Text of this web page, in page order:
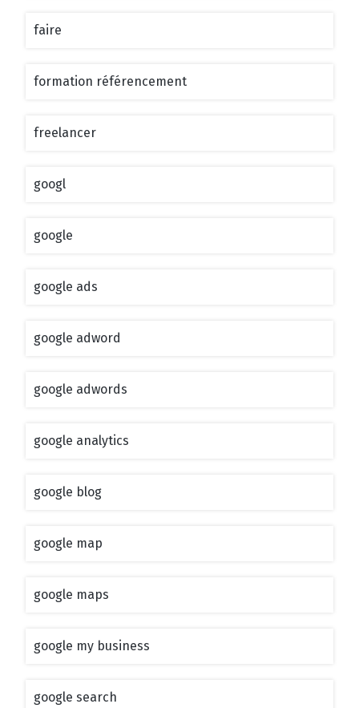
faire
formation référencement
freelancer
googl
google
google ads
google adword
google adwords
google analytics
google blog
google map
google maps
google my business
google search